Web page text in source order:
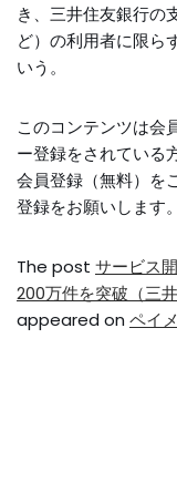
き、三井住友銀行の
ど）の利用者に限ら
いう。
このコンテンツは会
ー登録をされている
会員登録（無料）を
登録をお願いします。
The post サービス
200万件を突破（三
appeared on ペイ